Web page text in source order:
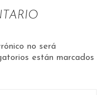
no será
están marcados